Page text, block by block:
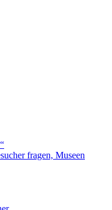
fragen, Museen